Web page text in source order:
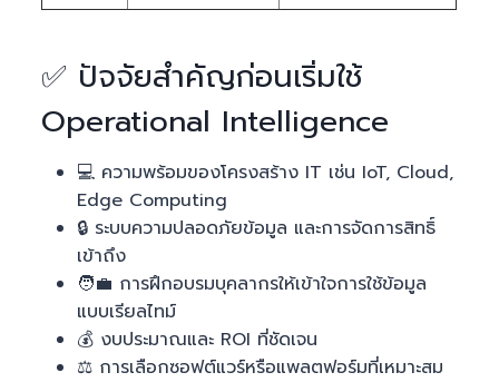
✅ ปัจจัยสำคัญก่อนเริ่มใช้
Operational Intelligence
💻 ความพร้อมของโครงสร้าง IT เช่น IoT, Cloud,
Edge Computing
🔒 ระบบความปลอดภัยข้อมูล และการจัดการสิทธิ์
เข้าถึง
🧑‍💼 การฝึกอบรมบุคลากรให้เข้าใจการใช้ข้อมูล
แบบเรียลไทม์
💰 งบประมาณและ ROI ที่ชัดเจน
⚖️ การเลือกซอฟต์แวร์หรือแพลตฟอร์มที่เหมาะสม